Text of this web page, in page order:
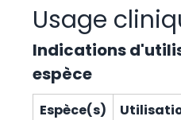
Usage
Indications
espèce
Espèce(s)